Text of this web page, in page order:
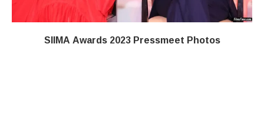
SIIMA Awards 2023 Pressmeet Photos